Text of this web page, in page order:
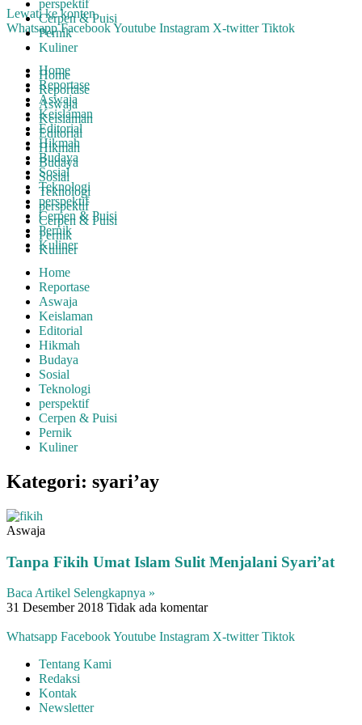
Lewati ke konten
Whatsapp FacebookYoutube Instagram X-twitter Tiktok
Home
Reportase
Aswaja
Keislaman
Editorial
Hikmah
Budaya
Sosial
Teknologi
perspektif
Cerpen & Puisi
Pernik
Kuliner
Home
Reportase
Aswaja
Keislaman
Editorial
Hikmah
Budaya
Sosial
Teknologi
perspektif
Cerpen & Puisi
Pernik
Kuliner
perspektif
Cerpen & Puisi
Pernik
Kuliner
Home
Reportase
Aswaja
Keislaman
Editorial
Hikmah
Budaya
Sosial
Teknologi
perspektif
Cerpen & Puisi
Pernik
Kuliner
Kategori: syari’ay
Aswaja
Tanpa Fikih Umat Islam Sulit Menjalani Syari’at
Baca Artikel Selengkapnya »
31 Desember 2018 Tidak ada komentar
Whatsapp FacebookYoutube Instagram X-twitter Tiktok
Tentang Kami
Redaksi
Kontak
Newsletter